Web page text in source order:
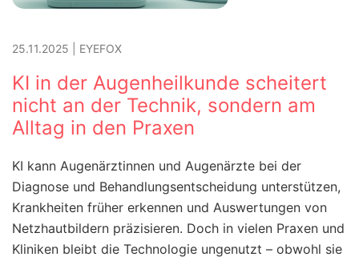
25.11.2025 EYEFOX
KI in der Augenheilkunde scheitert
nicht an der Technik, sondern am
Alltag in den Praxen
KI kann Augenärztinnen und Augenärzte bei der
Diagnose und Behandlungsentscheidung unterstützen,
Krankheiten früher erkennen und Auswertungen von
Netzhautbildern präzisieren. Doch in vielen Praxen und
Kliniken bleibt die Technologie ungenutzt – obwohl sie